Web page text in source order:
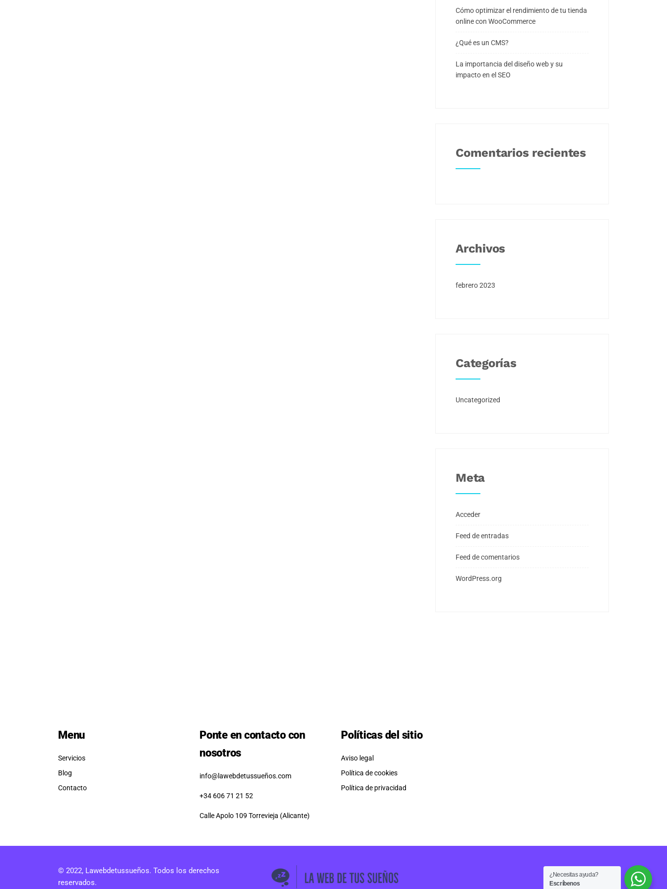
Cómo optimizar el rendimiento de tu tienda
online con WooCommerce
¿Qué es un CMS?
La importancia del diseño web y su
impacto en el SEO
Comentarios recientes
Archivos
febrero 2023
Categorías
Uncategorized
Meta
Acceder
Feed de entradas
Feed de comentarios
WordPress.org
Menu
Servicios
Blog
Contacto
Ponte en contacto con
nosotros
info@lawebdetussueños.com
+34 606 71 21 52
Calle Apolo 109 Torrevieja (Alicante)
Políticas del sitio
Aviso legal
Política de cookies
Política de privacidad
© 2022, Lawebdetussueños. Todos los derechos
reservados.
¿Necesitas ayuda?
Escríbenos